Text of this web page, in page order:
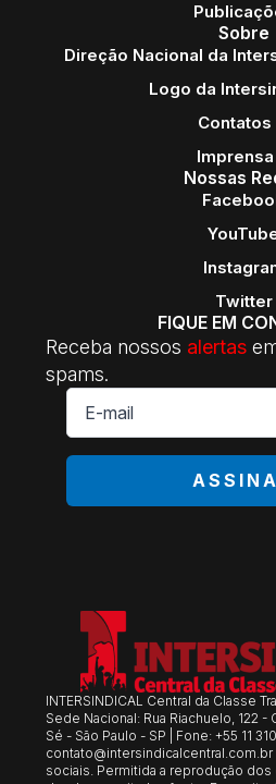
Sobre
Direção Nacional da
Logo da
Contatos
Imprensa
Nossas
Twitter
FIQUE EM
Receba nossos alertas
spams.
E-
mail
*
INTERSINDICAL Central da Classe
Sede Nacional: Rua Riachuelo, 122 -
Sé - São Paulo - SP | Fone: +55 11
contato@intersindicalcentral.com.br
sociais. Permitida a reprodução